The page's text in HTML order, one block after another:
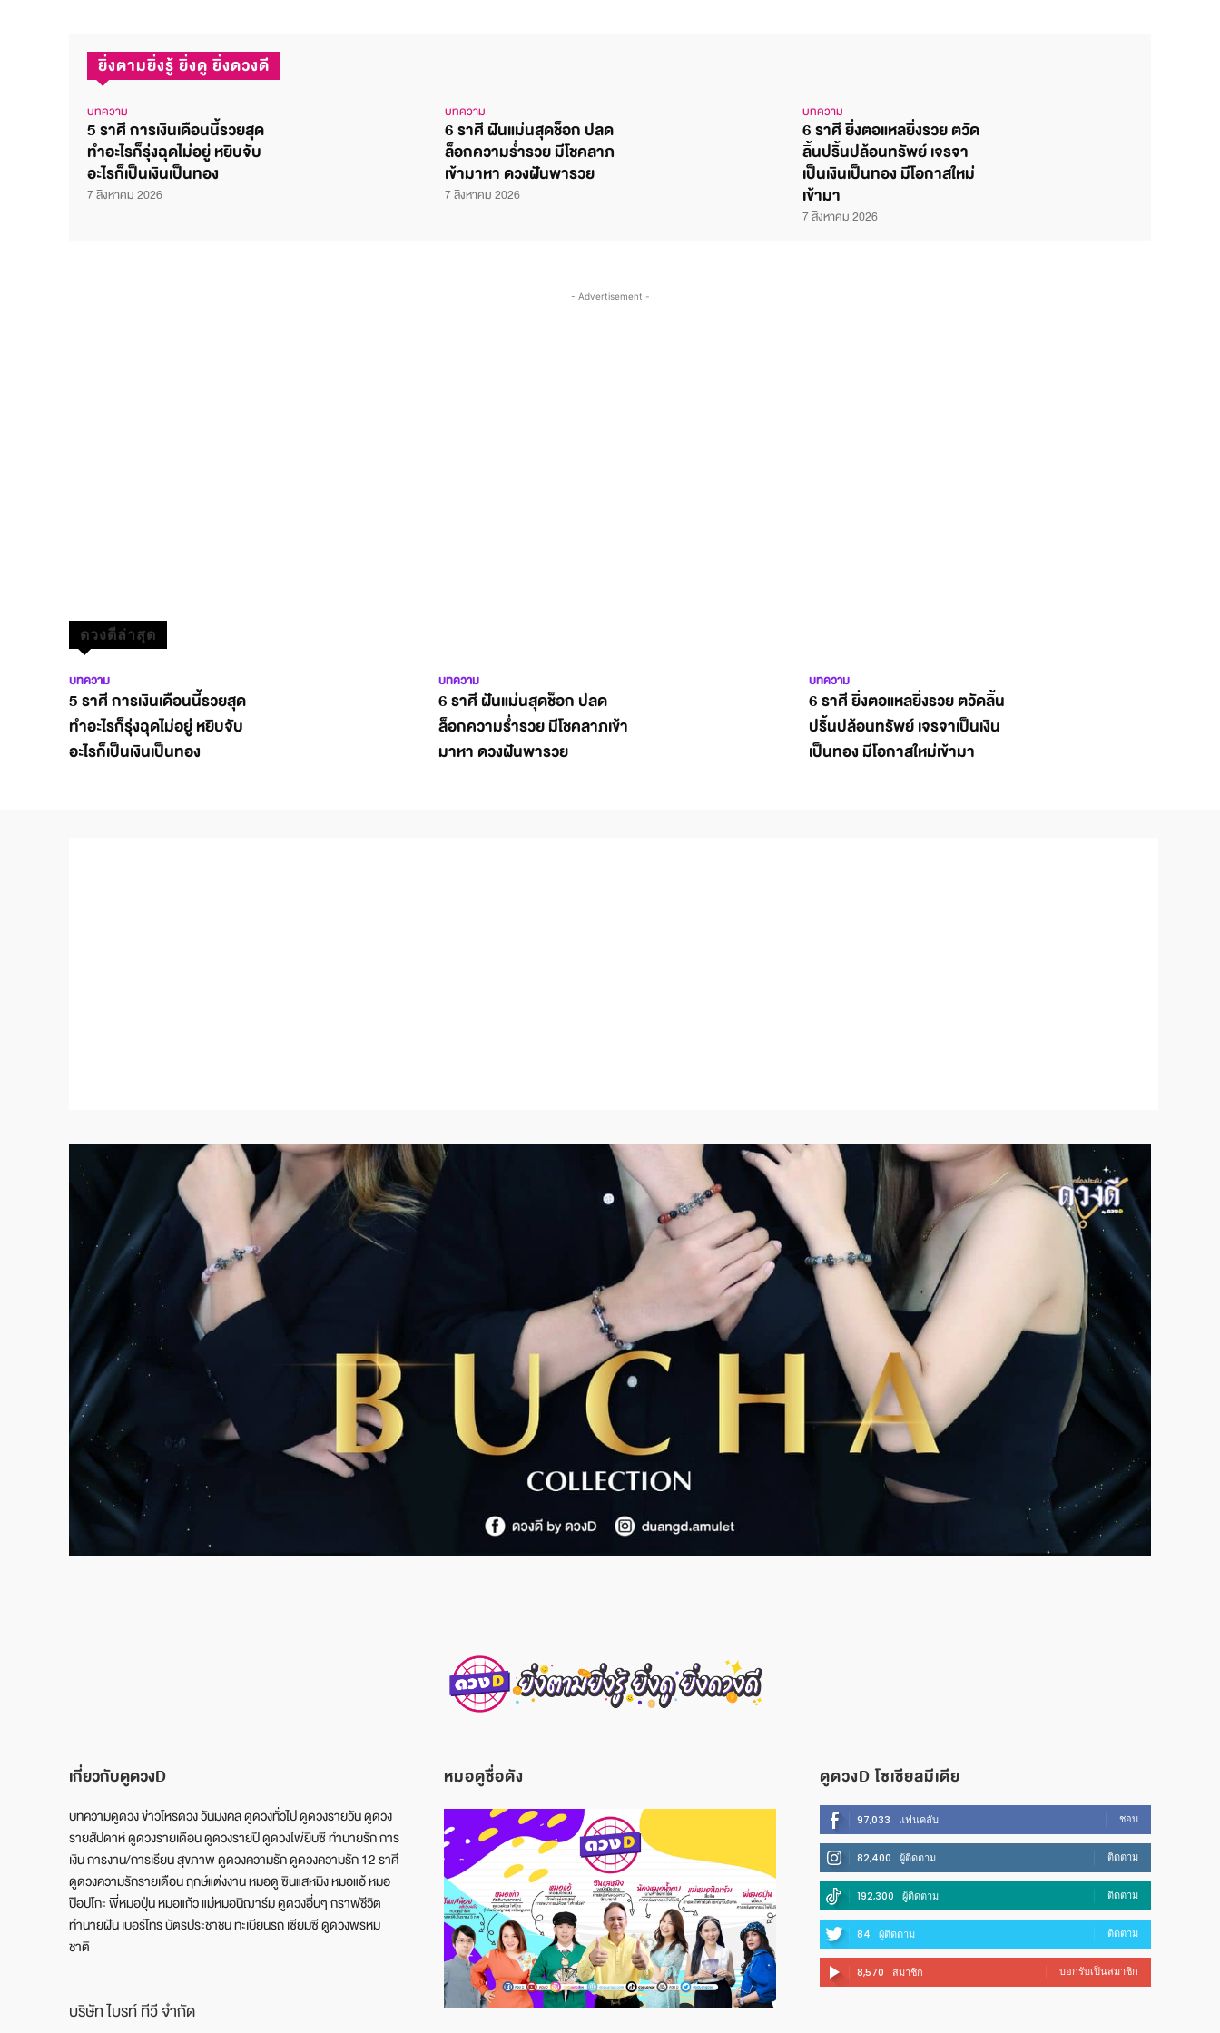
ยิ่งตามยิ่งรู้ ยิ่งดู ยิ่งดวงดี
บทความ
5 ราศี การเงินเดือนนี้รวยสุด
ทำอะไรก็รุ่งฉุดไม่อยู่ หยิบจับ
อะไรก็เป็นเงินเป็นทอง
7 สิงหาคม 2026
บทความ
6 ราศี ฝันแม่นสุดช็อก ปลด
ล็อกความร่ำรวย มีโชคลาภ
เข้ามาหา ดวงฝันพารวย
7 สิงหาคม 2026
บทความ
6 ราศี ยิ่งตอแหลยิ่งรวย ตวัด
ลิ้นปริ้นปล้อนทรัพย์ เจรจา
เป็นเงินเป็นทอง มีโอกาสใหม่
เข้ามา
7 สิงหาคม 2026
- Advertisement -
ดวงดีล่าสุด
บทความ
5 ราศี การเงินเดือนนี้รวยสุด
ทำอะไรก็รุ่งฉุดไม่อยู่ หยิบจับ
อะไรก็เป็นเงินเป็นทอง
บทความ
6 ราศี ฝันแม่นสุดช็อก ปลด
ล็อกความร่ำรวย มีโชคลาภเข้า
มาหา ดวงฝันพารวย
บทความ
6 ราศี ยิ่งตอแหลยิ่งรวย ตวัดลิ้น
ปริ้นปล้อนทรัพย์ เจรจาเป็นเงิน
เป็นทอง มีโอกาสใหม่เข้ามา
เกี่ยวกับดูดวงD
บทความดูดวง ข่าวโหรดวง วันมงคล ดูดวงทั่วไป ดูดวงรายวัน ดูดวง
รายสัปดาห์ ดูดวงรายเดือน ดูดวงรายปี ดูดวงไพ่ยิบซี ทำนายรัก การ
เงิน การงาน/การเรียน สุขภาพ ดูดวงความรัก ดูดวงความรัก 12 ราศี
ดูดวงความรักรายเดือน ฤกษ์แต่งงาน หมอดู ซินแสหมิง หมอแอ้ หมอ
ป๊อปโกะ พี่หมอปุ่น หมอแก้ว แม่หมอนิฌาร์ม ดูดวงอื่นๆ กราฟชีวิต
ทำนายฝัน เบอร์โทร บัตรประชาชน ทะเบียนรถ เซียมซี ดูดวงพรหม
ชาติ
บริษัท ไบรท์ ทีวี จำกัด
หมอดูชื่อดัง ดูดวงD โซเชียลมีเดีย
97,033 แฟนคลับ ชอบ
82,400 ผู้ติดตาม ติดตาม
192,300 ผู้ติดตาม ติดตาม
84 ผู้ติดตาม ติดตาม
8,570 สมาชิก บอกรับเป็นสมาชิก